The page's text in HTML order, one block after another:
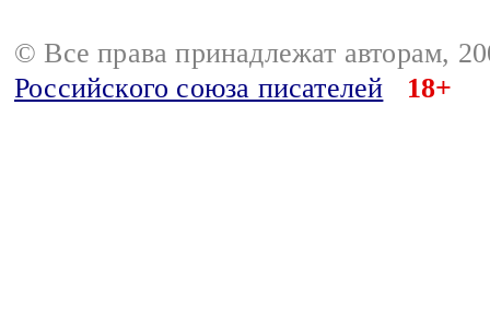
© Все права принадлежат авторам,
Российского союза писателей
18+